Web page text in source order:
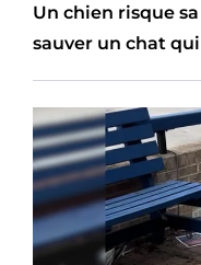
Un chien risque
sauver un chat